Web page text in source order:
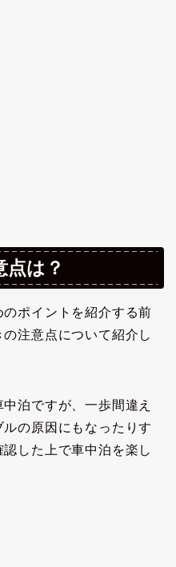
点は？
ポイントを紹介する前
注意点について紹介し
泊ですが、一歩間違え
の原因にもなったりす
した上で車中泊を楽し